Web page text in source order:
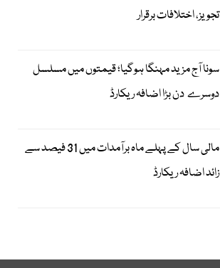
تجویز، اختلافات برقرار
سونا آج مزید مہنگا ہوگیا؛ قیمتوں میں مسلسل
دوسرے دن بڑا اضافہ ریکارڈ
مالی سال کے پہلے ماہ برآمدات میں 31 فیصد سے
زائد اضافہ ریکارڈ